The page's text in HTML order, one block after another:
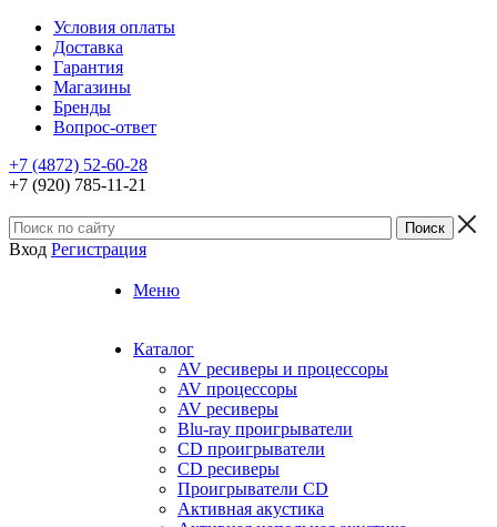
Условия оплаты
Доставка
Гарантия
Магазины
Бренды
Вопрос-ответ
+7 (4872) 52-60-28
+7 (920) 785-11-21
Вход Регистрация
Меню
Каталог
AV ресиверы и процессоры
AV процессоры
AV ресиверы
Blu-ray проигрыватели
CD проигрыватели
CD ресиверы
Проигрыватели CD
Активная акустика